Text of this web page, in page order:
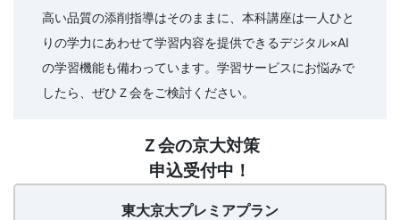
高い品質の添削指導はそのままに、本科講座は一人ひと
りの学力にあわせて学習内容を提供できるデジタル×AI
の学習機能も備わっています。学習サービスにお悩みで
したら、ぜひＺ会をご検討ください。
Ｚ会の京大対策
申込受付中！
東大京大プレミアプラン